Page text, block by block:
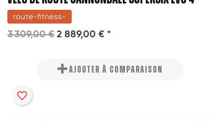
route-fitness-
3 309,00 € 2 889,00 € *
AJOUTER À COMPARAISON
favorite_border